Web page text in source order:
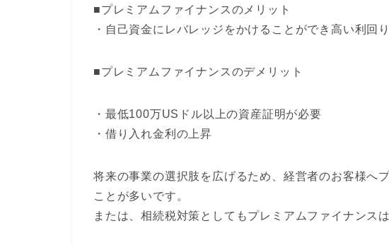
■プレミアムファイナンスのメリット
・自己資金にレバレッジをかけることができ高い利回
■プレミアムファイナンスのデメリット
・最低100万USドル以上の資産証明が必要
・借り入れ金利の上昇
将来の事業の選択肢を広げるため、経営者のお客様へ
ことが多いです。
または、相続税対策としてもプレミアムファイナンスは